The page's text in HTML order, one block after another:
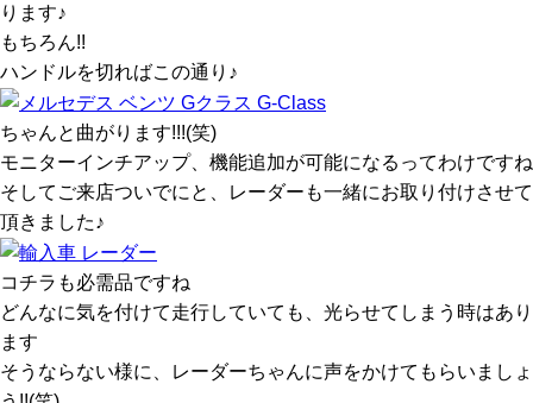
ります♪
もちろん!!
ハンドルを切ればこの通り♪
ちゃんと曲がります!!!(笑)
モニターインチアップ、機能追加が可能になるってわけですね
そしてご来店ついでにと、レーダーも一緒にお取り付けさせて
頂きました♪
コチラも必需品ですね
どんなに気を付けて走行していても、光らせてしまう時はあり
ます
そうならない様に、レーダーちゃんに声をかけてもらいましょ